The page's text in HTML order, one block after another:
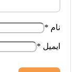
نام *
ایمیل *